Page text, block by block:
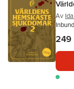
Av
249